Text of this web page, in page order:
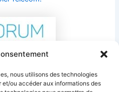
nous utilisons des technologies
ou accéder aux informations des